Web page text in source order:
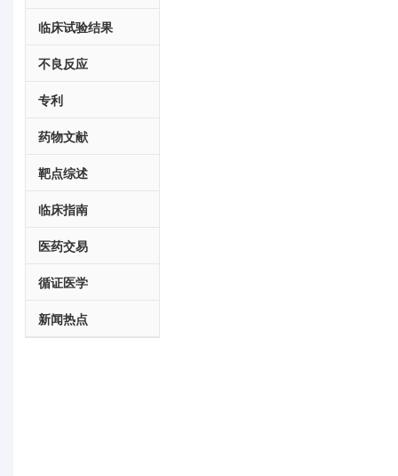
临床试验结果
不良反应
专利
药物文献
靶点综述
临床指南
医药交易
循证医学
新闻热点